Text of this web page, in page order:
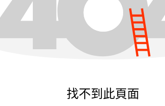
找不到此頁面